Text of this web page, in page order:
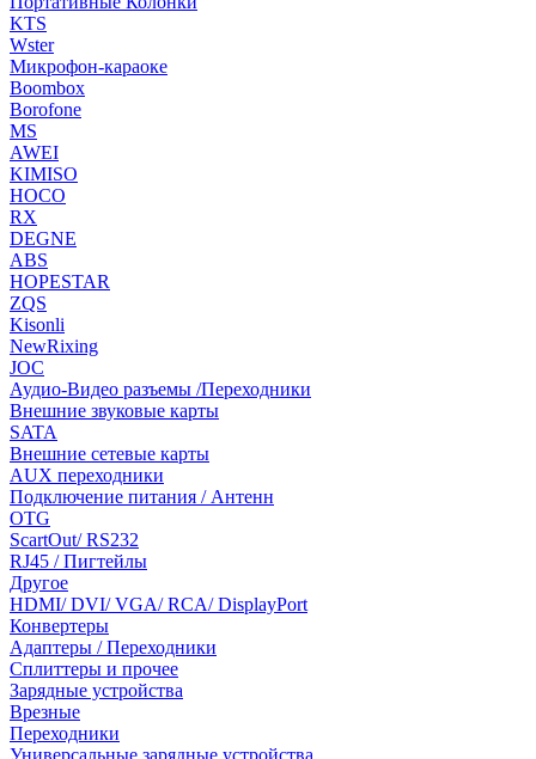
KTS
Wster
Микрофон-караоке
Boombox
Borofone
MS
AWEI
KIMISO
HOCO
RX
DEGNE
ABS
HOPESTAR
ZQS
Kisonli
NewRixing
JOC
Аудио-Видео разъемы /Переходники
Внешние звуковые карты
SATA
Внешние сетевые карты
AUX переходники
Подключение питания / Антенн
OTG
ScartOut/ RS232
RJ45 / Пигтейлы
Другое
HDMI/ DVI/ VGA/ RCA/ DisplayPort
Конвертеры
Адаптеры / Переходники
Сплиттеры и прочее
Зарядные устройства
Врезные
Переходники
Универсальные зарядные устройства